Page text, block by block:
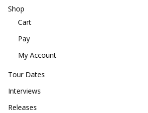
Shop
Cart
Pay
My Account
Tour Dates
Interviews
Releases